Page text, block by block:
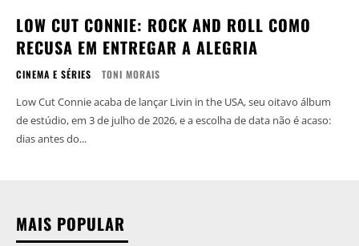
LOW CUT CONNIE: ROCK AND ROLL COMO
RECUSA EM ENTREGAR A ALEGRIA
CINEMA E SÉRIES TONI MORAIS
Low Cut Connie acaba de lançar Livin in the USA, seu oitavo álbum
de estúdio, em 3 de julho de 2026, e a escolha de data não é acaso:
dias antes do...
MAIS POPULAR